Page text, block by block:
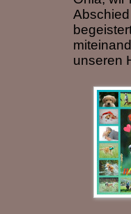
unseren